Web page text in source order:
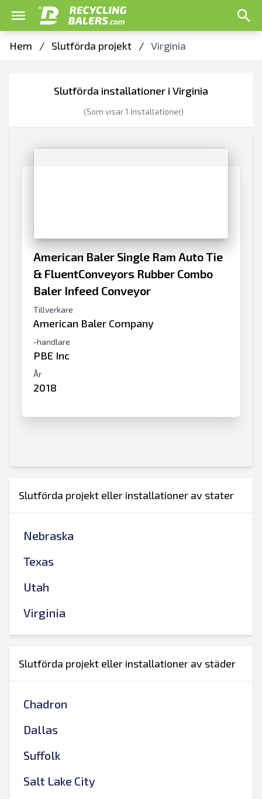
Hem / Slutförda projekt / Virginia
Slutförda installationer i Virginia
(Som visar1 Installationer)
American Baler Single Ram Auto Tie
& FluentConveyors Rubber Combo
Baler Infeed Conveyor
Tillverkare
American Baler Company
-handlare
PBE Inc
År
2018
Slutförda projekt eller installationer av stater
Nebraska
Texas
Utah
Virginia
Slutförda projekt eller installationer av städer
Chadron
Dallas
Suffolk
Salt Lake City